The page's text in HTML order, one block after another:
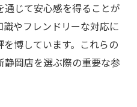
じて安心感を得ることが
やフレンドリーな対応に
博しています。これらの
岡店を選ぶ際の重要な参